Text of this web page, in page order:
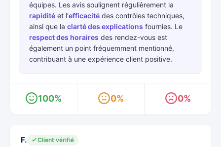
équipes. Les avis soulignent régulièrement la
rapidité et l'efficacité des contrôles techniques,
ainsi que la clarté des explications fournies. Le
respect des horaires des rendez-vous est
également un point fréquemment mentionné,
contribuant à une expérience client positive.
100% 0% 0%
F.
Client vérifié